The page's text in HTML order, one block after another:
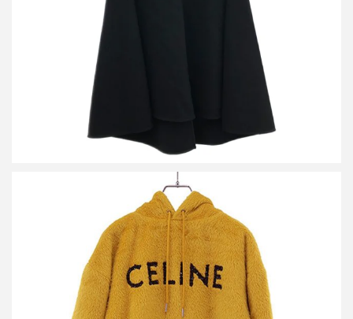
セリーヌ 22AW ファジーウール ルーズフィット フーディーパー
カー